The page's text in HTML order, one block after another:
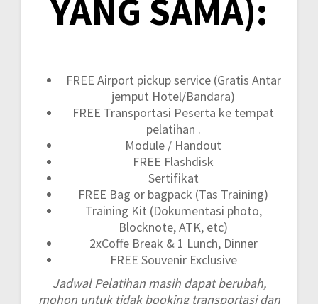
YANG SAMA):
FREE Airport pickup service (Gratis Antar
jemput Hotel/Bandara)
FREE Transportasi Peserta ke tempat
pelatihan .
Module / Handout
FREE Flashdisk
Sertifikat
FREE Bag or bagpack (Tas Training)
Training Kit (Dokumentasi photo,
Blocknote, ATK, etc)
2xCoffe Break & 1 Lunch, Dinner
FREE Souvenir Exclusive
Jadwal Pelatihan masih dapat berubah,
mohon untuk tidak booking transportasi dan